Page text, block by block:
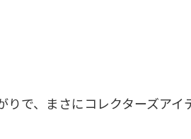
で、まさにコレクターズアイ